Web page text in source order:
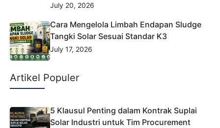
July 20, 2026
Cara Mengelola Limbah Endapan Sludge
Tangki Solar Sesuai Standar K3
July 17, 2026
Artikel Populer
5 Klausul Penting dalam Kontrak Suplai
Solar Industri untuk Tim Procurement